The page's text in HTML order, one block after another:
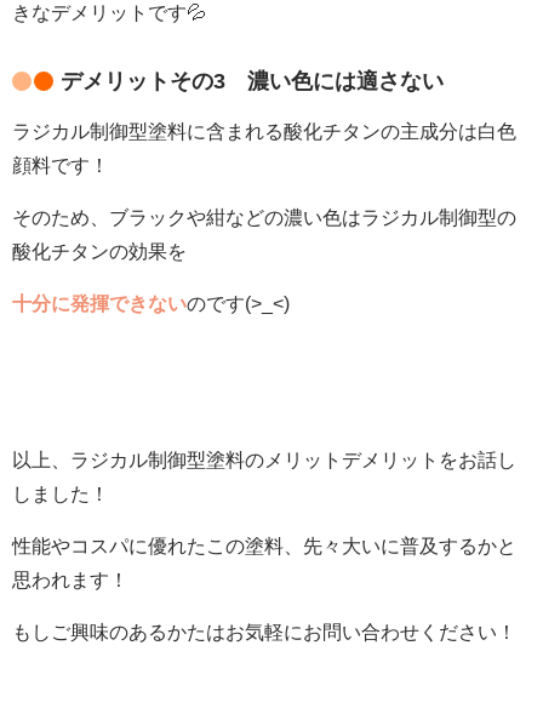
きなデメリットです💦
デメリットその3 濃い色には適さない
ラジカル制御型塗料に含まれる酸化チタンの主成分は白色
顔料です！
そのため、ブラックや紺などの濃い色はラジカル制御型の
酸化チタンの効果を
十分に発揮できないのです(>_<)
以上、ラジカル制御型塗料のメリットデメリットをお話し
しました！
性能やコスパに優れたこの塗料、先々大いに普及するかと
思われます！
もしご興味のあるかたはお気軽にお問い合わせください！